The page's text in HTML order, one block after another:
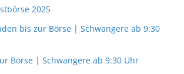
2025
bis zur Börse | Schwangere ab 9:30
Börse | Schwangere ab 9:30 Uhr